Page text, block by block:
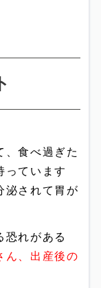
食べ過ぎた
っています
泌されて胃が
恐れがある
ん、出産後の